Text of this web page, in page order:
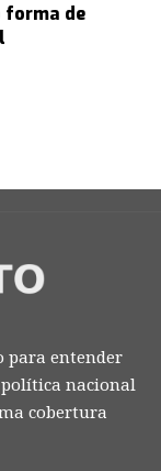
forma de
para entender
nacional
cobertura